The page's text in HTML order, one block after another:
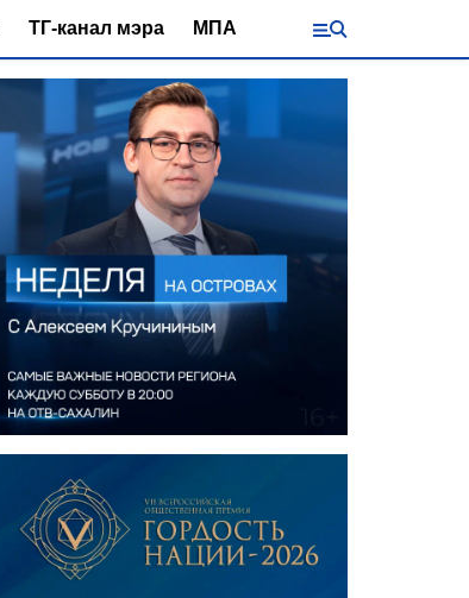
ТГ-канал мэра МПА